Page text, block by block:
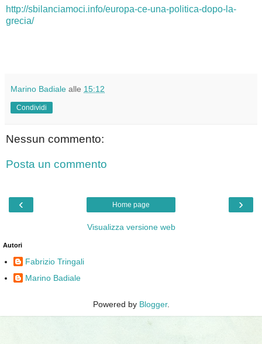
http://sbilanciamoci.info/europa-ce-una-politica-dopo-la-
grecia/
Marino Badiale alle 15:12
Condividi
Nessun commento:
Posta un commento
‹ ›
Home page
Visualizza versione web
Autori
Fabrizio Tringali
Marino Badiale
Powered by Blogger.